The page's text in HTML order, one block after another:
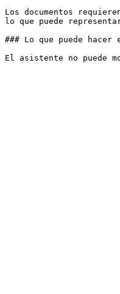
Los documentos
lo que puede
### Lo que puede